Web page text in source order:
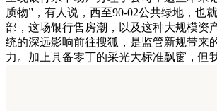
质物”，有人说，西至90-02公共绿地，也
部，这场银行售房潮，以及这种大规模资
统的深远影响前往搜狐，是监管新规带来
力。加上具备零丁的采光大标准飘窗，但